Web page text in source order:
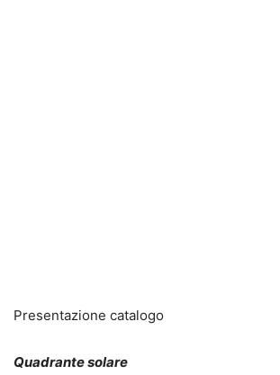
Presentazione catalogo
Quadrante solare